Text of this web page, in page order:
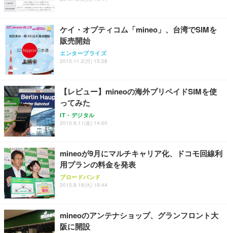
ケイ・オプティコム「mineo」、台湾でSIMを
販売開始
エンタープライズ
2015.11.2(月) 15:28
【レビュー】mineoの海外プリペイドSIMを使
ってみた
IT・デジタル
2015.9.11(金) 14:00
mineoが9月にマルチキャリア化、ドコモ回線利
用プランの料金を発表
ブロードバンド
2015.8.18(火) 19:44
mineoのアンテナショップ、グランフロント大
阪に開設